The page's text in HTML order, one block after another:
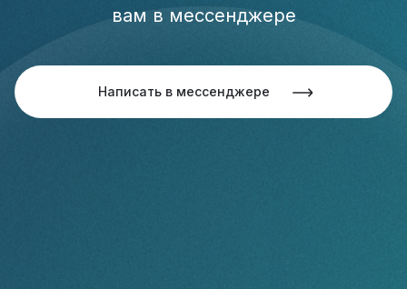
вам в мессенджере
Написать в мессенджере